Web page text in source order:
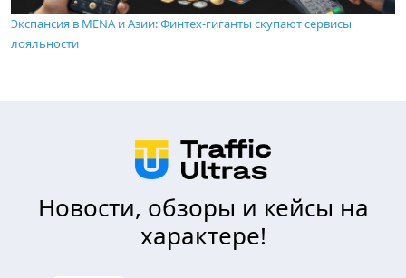
Экспансия в MENA и Азии: Финтех-гиганты скупают сервисы
лояльности
Новости, обзоры и кейсы на
характере!